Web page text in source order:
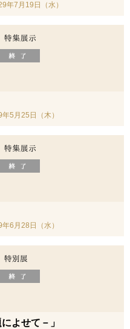
年7月19日（水）
5月25日（木）
6月28日（水）
よせて－」